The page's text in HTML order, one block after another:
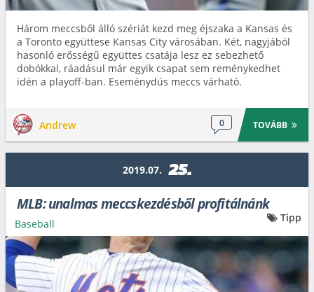
Három meccsből álló szériát kezd meg éjszaka a Kansas és
a Toronto együttese Kansas City városában. Két, nagyjából
hasonló erősségű együttes csatája lesz ez sebezhető
dobókkal, ráadásul már egyik csapat sem reménykedhet
idén a playoff-ban. Eseménydús meccs várható.
Andrew 0 TOVÁBB
2019.07. 25.
MLB: unalmas meccskezdésből profitálnánk
Baseball Tipp